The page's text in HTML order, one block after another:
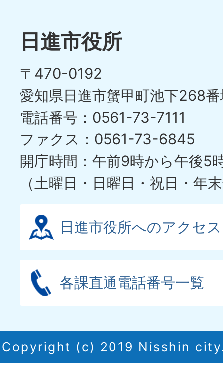
イ
目
の
ス
ラ
イ
ド
日進市役所
〒470-0192
愛知県日進市蟹甲町池下268
電話番号：0561-73-7111
ファクス：0561-73-6845
開庁時間：午前9時から午後5
（土曜日・日曜日・祝日・年
日進市役所へのアクセス
各課直通電話番号一覧
Copyright (c) 2019 Nisshin